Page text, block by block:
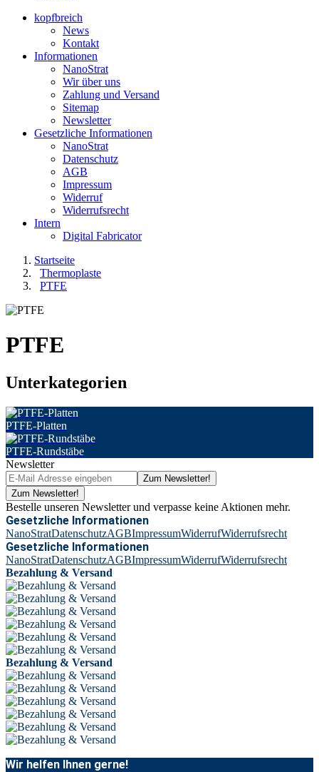
kopfbreich
News
Kontakt
Informationen
NanoStrat
Wir über uns
Zahlung und Versand
Sitemap
Newsletter
Gesetzliche Informationen
NanoStrat
Datenschutz
AGB
Impressum
Widerruf
Widerrufsrecht
Intern
Digital Fabricator
Startseite
Thermoplaste
PTFE
PTFE
Unterkategorien
PTFE-Platten
PTFE-Rundstäbe
Newsletter
Zum Newsletter!
Zum Newsletter!
Bestelle unseren Newsletter und verpasse keine Aktionen mehr.
Gesetzliche Informationen
NanoStratDatenschutzAGBImpressumWiderrufWiderrufsrecht
Gesetzliche Informationen
NanoStratDatenschutzAGBImpressumWiderrufWiderrufsrecht
Bezahlung & Versand
Bezahlung & Versand
Wir helfen Ihnen gerne!